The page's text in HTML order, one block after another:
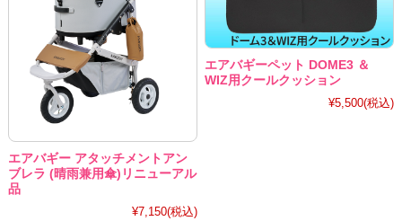
エアバギー アタッチメントアン
ブレラ (晴雨兼用傘)リニューアル
品
¥7,150(税込)
エアバギーペット DOME3 ＆
WIZ用クールクッション
¥5,500(税込)